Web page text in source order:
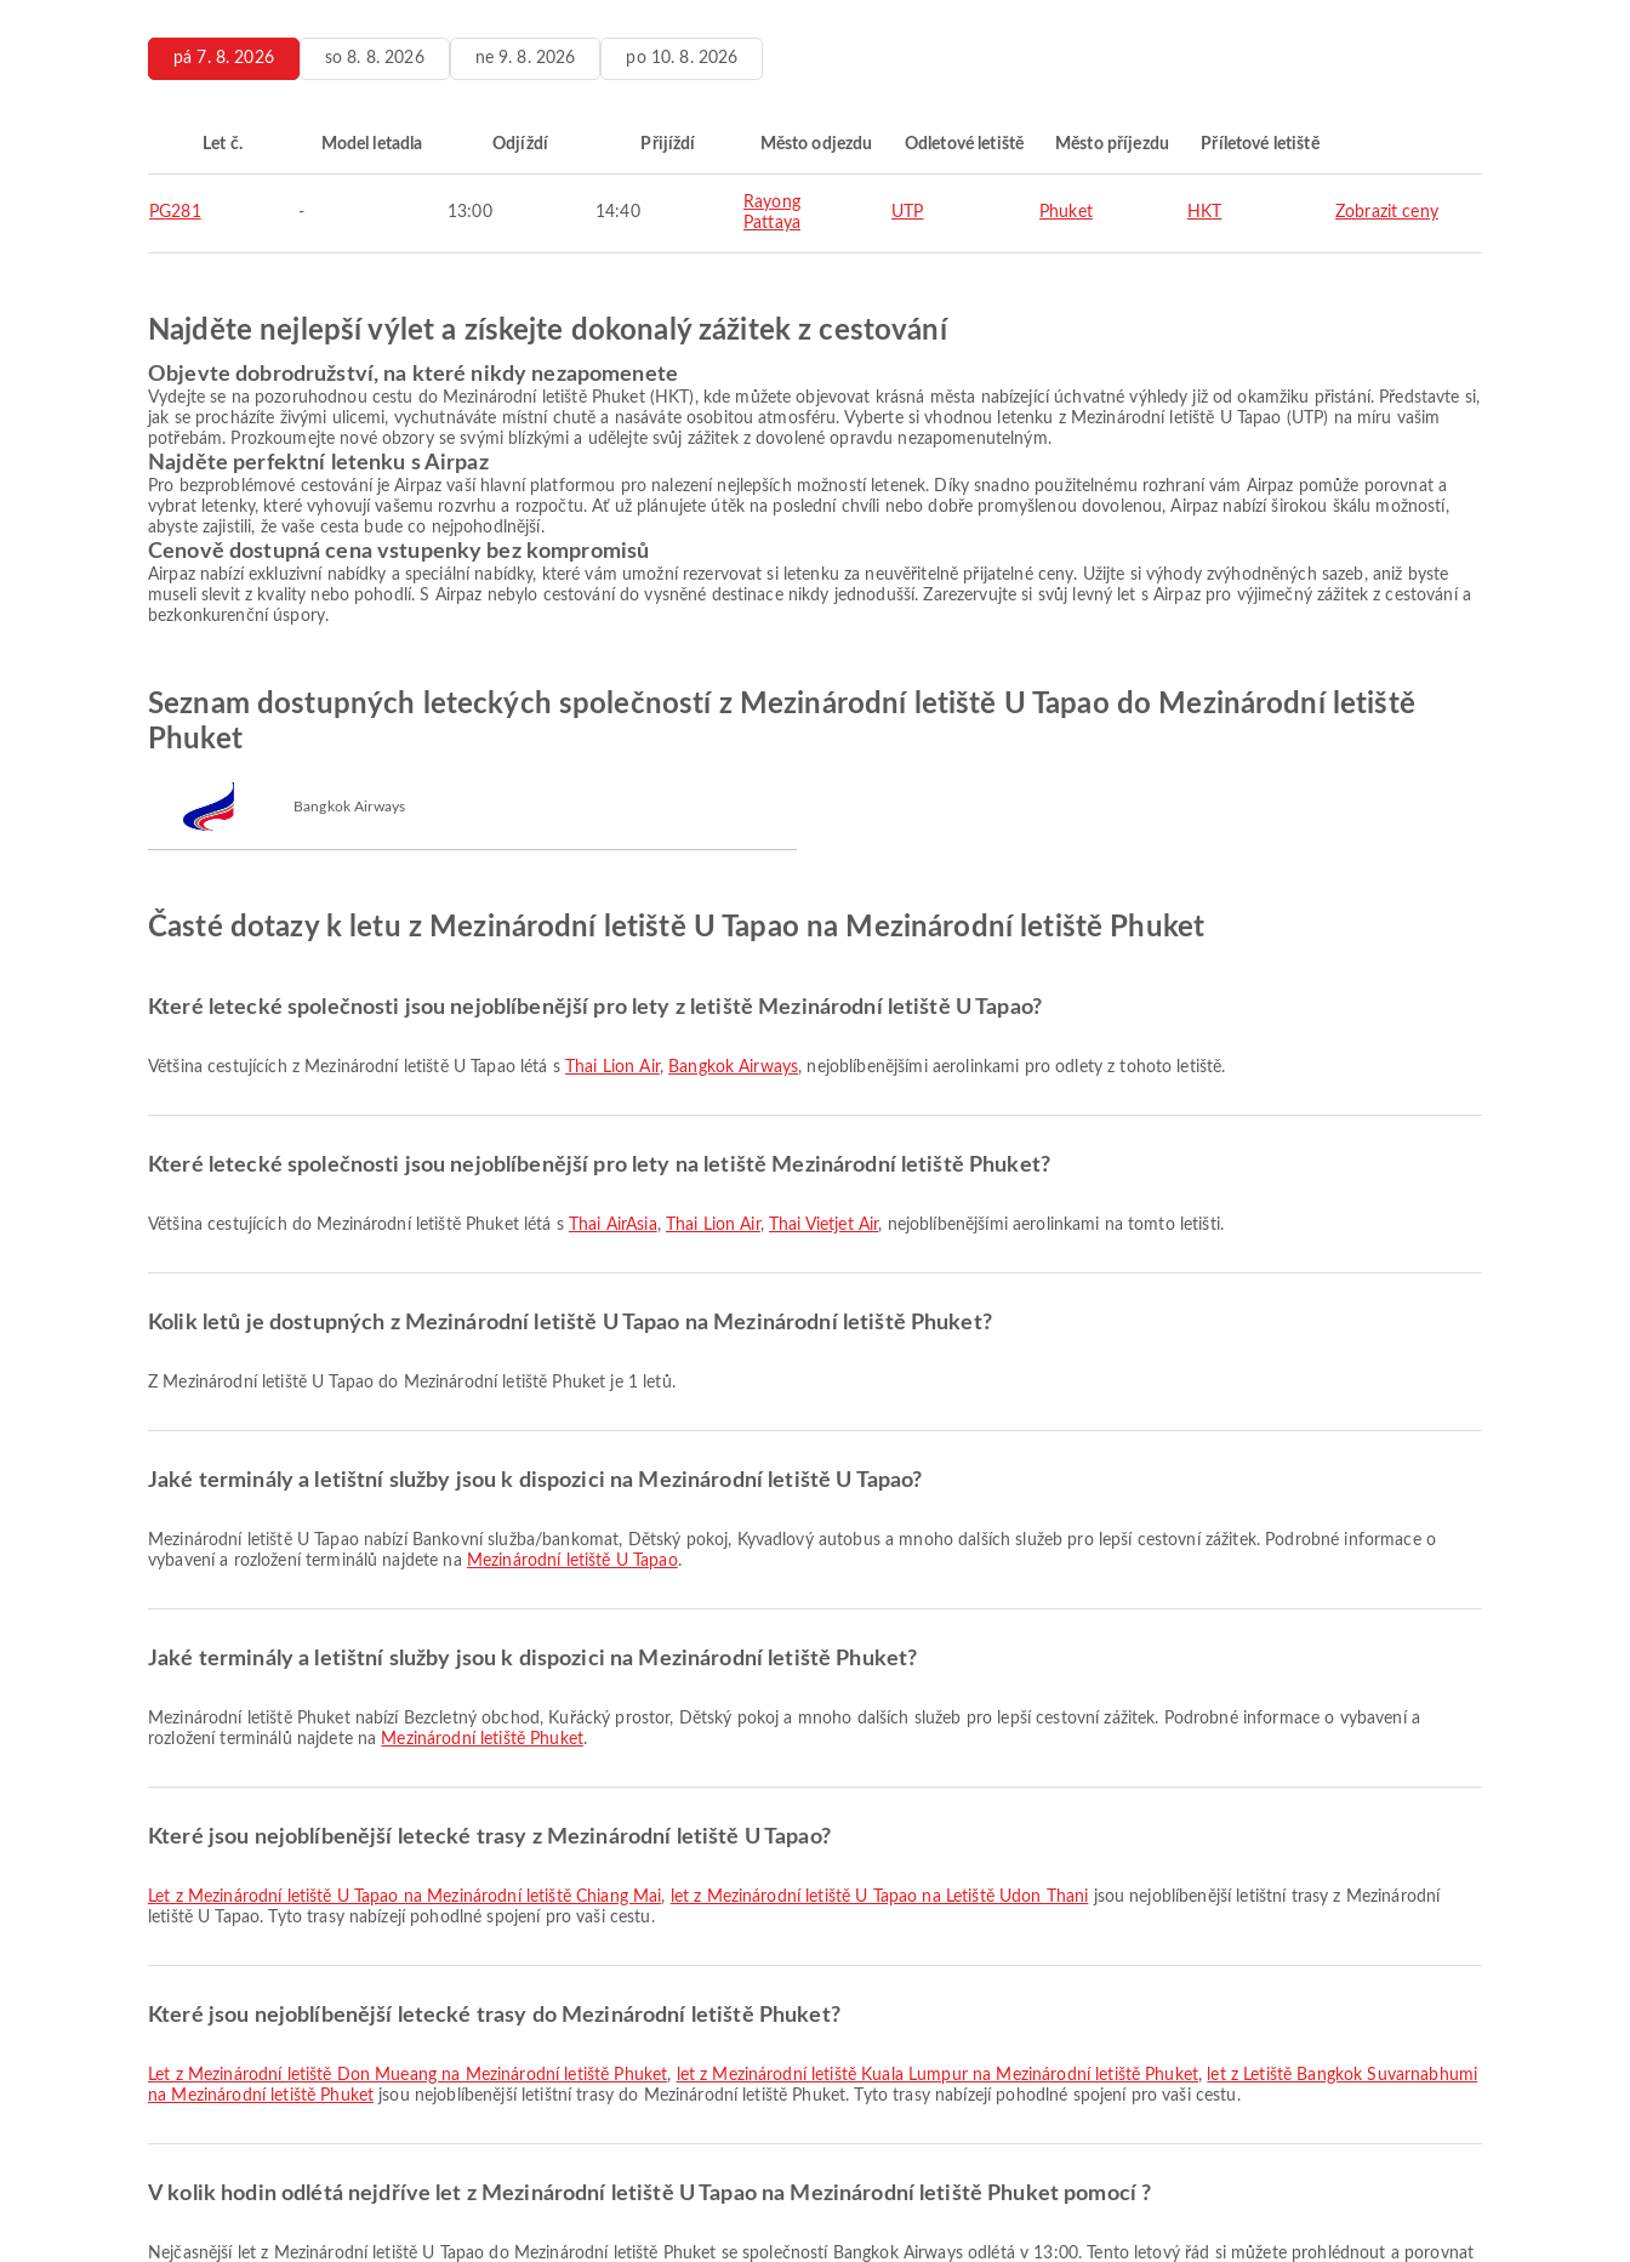
pá 7. 8. 2026 so 8. 8. 2026 ne 9. 8. 2026 po 10. 8. 2026
Let č. Model letadla Odjíždí Přijíždí Město odjezdu Odletové letiště Město příjezdu Příletové letiště
PG281 - 13:00 14:40
Rayong
Pattaya
UTP Phuket HKT Zobrazit ceny
Najděte nejlepší výlet a získejte dokonalý zážitek z cestování
Objevte dobrodružství, na které nikdy nezapomenete
Vydejte se na pozoruhodnou cestu do Mezinárodní letiště Phuket (HKT), kde můžete objevovat krásná města nabízející úchvatné výhledy již od okamžiku přistání. Představte si,
jak se procházíte živými ulicemi, vychutnáváte místní chutě a nasáváte osobitou atmosféru. Vyberte si vhodnou letenku z Mezinárodní letiště U Tapao (UTP) na míru vašim
potřebám. Prozkoumejte nové obzory se svými blízkými a udělejte svůj zážitek z dovolené opravdu nezapomenutelným.
Najděte perfektní letenku s Airpaz
Pro bezproblémové cestování je Airpaz vaší hlavní platformou pro nalezení nejlepších možností letenek. Díky snadno použitelnému rozhraní vám Airpaz pomůže porovnat a
vybrat letenky, které vyhovují vašemu rozvrhu a rozpočtu. Ať už plánujete útěk na poslední chvíli nebo dobře promyšlenou dovolenou, Airpaz nabízí širokou škálu možností,
abyste zajistili, že vaše cesta bude co nejpohodlnější.
Cenově dostupná cena vstupenky bez kompromisů
Airpaz nabízí exkluzivní nabídky a speciální nabídky, které vám umožní rezervovat si letenku za neuvěřitelně přijatelné ceny. Užijte si výhody zvýhodněných sazeb, aniž byste
museli slevit z kvality nebo pohodlí. S Airpaz nebylo cestování do vysněné destinace nikdy jednodušší. Zarezervujte si svůj levný let s Airpaz pro výjimečný zážitek z cestování a
bezkonkurenční úspory.
Seznam dostupných leteckých společností z Mezinárodní letiště U Tapao do Mezinárodní letiště
Phuket
Bangkok Airways
Časté dotazy k letu z Mezinárodní letiště U Tapao na Mezinárodní letiště Phuket
Které letecké společnosti jsou nejoblíbenější pro lety z letiště Mezinárodní letiště U Tapao?
Většina cestujících z Mezinárodní letiště U Tapao létá s Thai Lion Air, Bangkok Airways, nejoblíbenějšími aerolinkami pro odlety z tohoto letiště.
Které letecké společnosti jsou nejoblíbenější pro lety na letiště Mezinárodní letiště Phuket?
Většina cestujících do Mezinárodní letiště Phuket létá s Thai AirAsia, Thai Lion Air, Thai Vietjet Air, nejoblíbenějšími aerolinkami na tomto letišti.
Kolik letů je dostupných z Mezinárodní letiště U Tapao na Mezinárodní letiště Phuket?
Z Mezinárodní letiště U Tapao do Mezinárodní letiště Phuket je 1 letů.
Jaké terminály a letištní služby jsou k dispozici na Mezinárodní letiště U Tapao?
Mezinárodní letiště U Tapao nabízí Bankovní služba/bankomat, Dětský pokoj, Kyvadlový autobus a mnoho dalších služeb pro lepší cestovní zážitek. Podrobné informace o
vybavení a rozložení terminálů najdete na Mezinárodní letiště U Tapao.
Jaké terminály a letištní služby jsou k dispozici na Mezinárodní letiště Phuket?
Mezinárodní letiště Phuket nabízí Bezcletný obchod, Kuřácký prostor, Dětský pokoj a mnoho dalších služeb pro lepší cestovní zážitek. Podrobné informace o vybavení a
rozložení terminálů najdete na Mezinárodní letiště Phuket.
Které jsou nejoblíbenější letecké trasy z Mezinárodní letiště U Tapao?
let z Mezinárodní letiště U Tapao na Mezinárodní letiště Chiang Mai, let z Mezinárodní letiště U Tapao na Letiště Udon Thani jsou nejoblíbenější letištní trasy z Mezinárodní
letiště U Tapao. Tyto trasy nabízejí pohodlné spojení pro vaši cestu.
Které jsou nejoblíbenější letecké trasy do Mezinárodní letiště Phuket?
let z Mezinárodní letiště Don Mueang na Mezinárodní letiště Phuket, let z Mezinárodní letiště Kuala Lumpur na Mezinárodní letiště Phuket, let z Letiště Bangkok Suvarnabhumi
na Mezinárodní letiště Phuket jsou nejoblíbenější letištní trasy do Mezinárodní letiště Phuket. Tyto trasy nabízejí pohodlné spojení pro vaši cestu.
V kolik hodin odlétá nejdříve let z Mezinárodní letiště U Tapao na Mezinárodní letiště Phuket pomocí ?
Nejčasnější let z Mezinárodní letiště U Tapao do Mezinárodní letiště Phuket se společností Bangkok Airways odlétá v 13:00. Tento letový řád si můžete prohlédnout a porovnat